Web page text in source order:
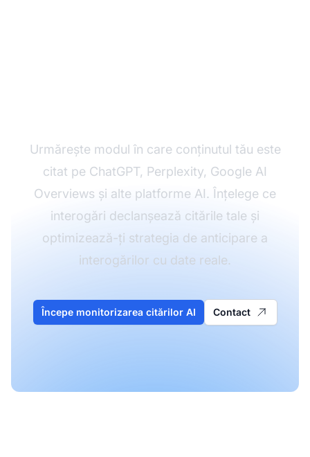
Urmărește modul în care conținutul tău este
citat pe ChatGPT, Perplexity, Google AI
Overviews și alte platforme AI. Înțelege ce
interogări declanșează citările tale și
optimizează-ți strategia de anticipare a
interogărilor cu date reale.
Începe monitorizarea citărilor AI Contact